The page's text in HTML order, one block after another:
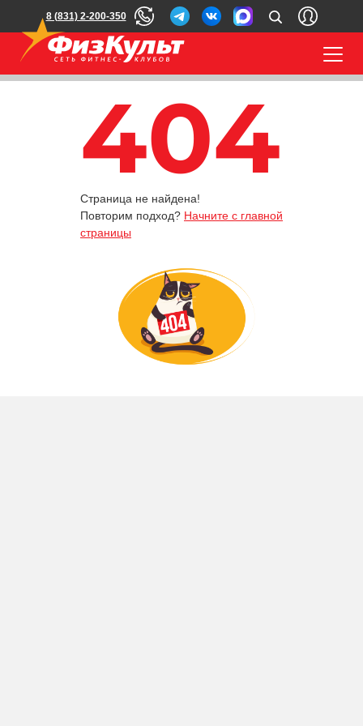
8 (831) 2-200-350
404
Страница не найдена!
Повторим подход? Начните с главной
страницы